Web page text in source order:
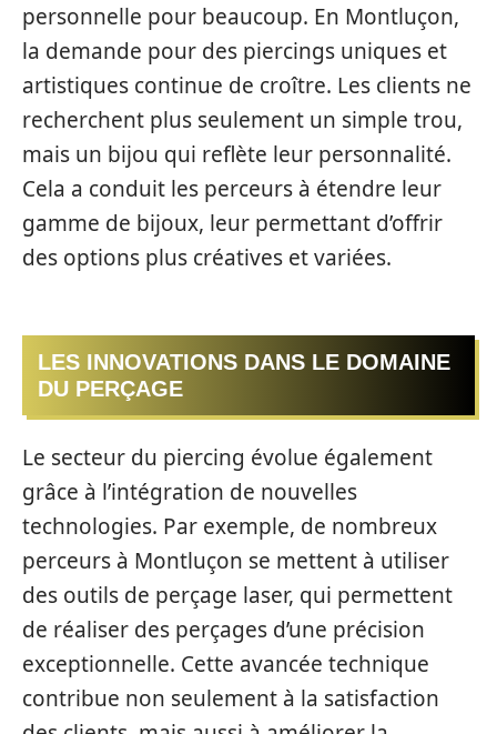
personnelle pour beaucoup. En Montluçon,
la demande pour des piercings uniques et
artistiques continue de croître. Les clients ne
recherchent plus seulement un simple trou,
mais un bijou qui reflète leur personnalité.
Cela a conduit les perceurs à étendre leur
gamme de bijoux, leur permettant d’offrir
des options plus créatives et variées.
LES INNOVATIONS DANS LE DOMAINE
DU PERÇAGE
Le secteur du piercing évolue également
grâce à l’intégration de nouvelles
technologies. Par exemple, de nombreux
perceurs à Montluçon se mettent à utiliser
des outils de perçage laser, qui permettent
de réaliser des perçages d’une précision
exceptionnelle. Cette avancée technique
contribue non seulement à la satisfaction